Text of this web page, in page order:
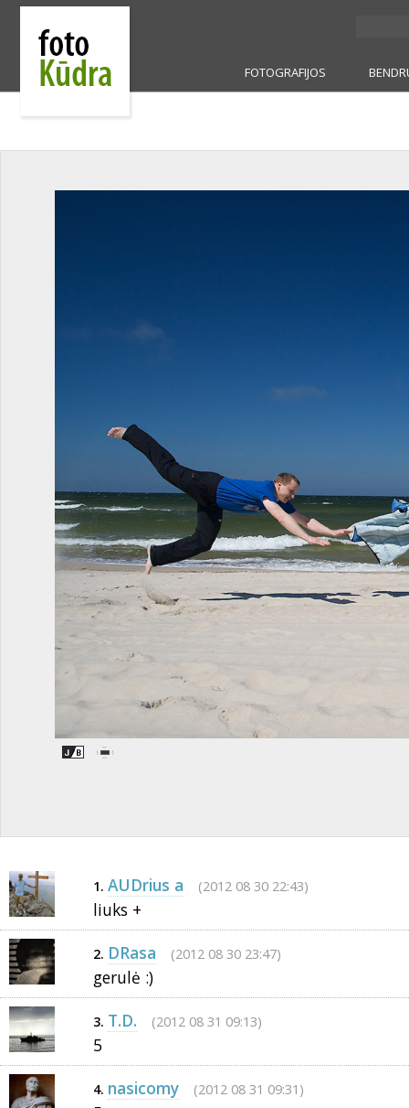
FOTOGRAFIJOS
1. AUDrius a (2012 08 30 22:43)
liuks +
2. DRasa (2012 08 30 23:47)
gerulė :)
3. T.D. (2012 08 31 09:13)
5
4. nasicomy (2012 08 31 09:31)